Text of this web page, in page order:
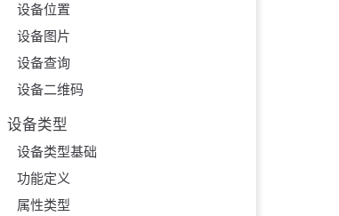
设备位置
设备图片
设备查询
设备二维码
设备类型
设备类型基础
功能定义
属性类型